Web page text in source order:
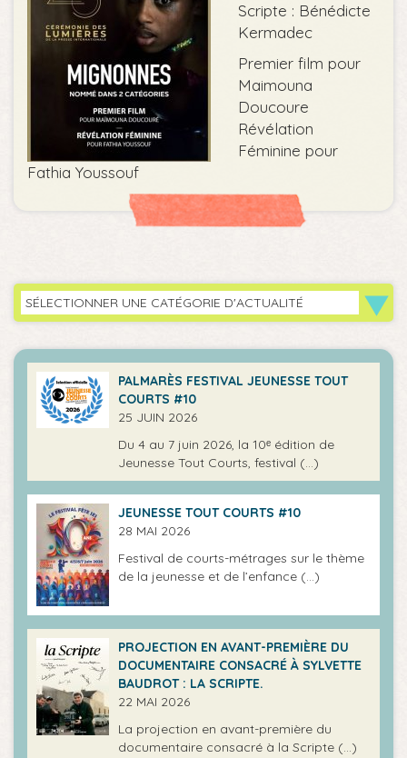
Scripte : Bénédicte
Kermadec
Premier film pour
Maimouna
Doucoure
Révélation
Féminine pour
Fathia Youssouf
SÉLECTIONNER UNE CATÉGORIE D'ACTUALITÉ
PALMARÈS FESTIVAL JEUNESSE TOUT
COURTS #10
25 JUIN 2026
Du 4 au 7 juin 2026, la 10ᵉ édition de
Jeunesse Tout Courts, festival (…)
JEUNESSE TOUT COURTS #10
28 MAI 2026
Festival de courts-métrages sur le thème
de la jeunesse et de l’enfance (…)
PROJECTION EN AVANT-PREMIÈRE DU
DOCUMENTAIRE CONSACRÉ À SYLVETTE
BAUDROT : LA SCRIPTE.
22 MAI 2026
La projection en avant-première du
documentaire consacré à la Scripte (…)